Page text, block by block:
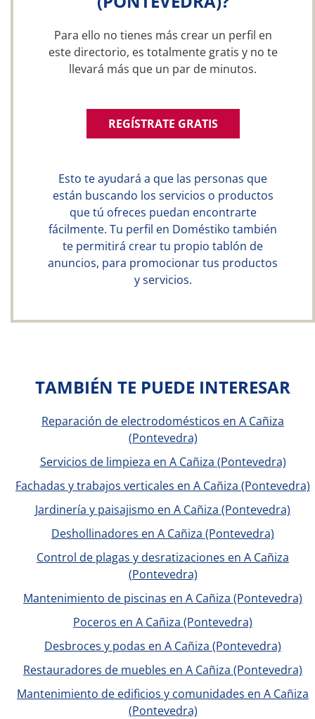
Para ello no tienes más crear un perfil en
este directorio, es totalmente gratis y no te
llevará más que un par de minutos.
REGÍSTRATE GRATIS
Esto te ayudará a que las personas que
están buscando los servicios o productos
que tú ofreces puedan encontrarte
fácilmente. Tu perfil en Doméstiko también
te permitirá crear tu propio tablón de
anuncios, para promocionar tus productos
y servicios.
TAMBIÉN TE PUEDE INTERESAR
Reparación de electrodomésticos en A Cañiza
(Pontevedra)
Servicios de limpieza en A Cañiza (Pontevedra)
Fachadas y trabajos verticales en A Cañiza (Pontevedra)
Jardinería y paisajismo en A Cañiza (Pontevedra)
Deshollinadores en A Cañiza (Pontevedra)
Control de plagas y desratizaciones en A Cañiza
(Pontevedra)
Mantenimiento de piscinas en A Cañiza (Pontevedra)
Poceros en A Cañiza (Pontevedra)
Desbroces y podas en A Cañiza (Pontevedra)
Restauradores de muebles en A Cañiza (Pontevedra)
Mantenimiento de edificios y comunidades en A Cañiza
(Pontevedra)